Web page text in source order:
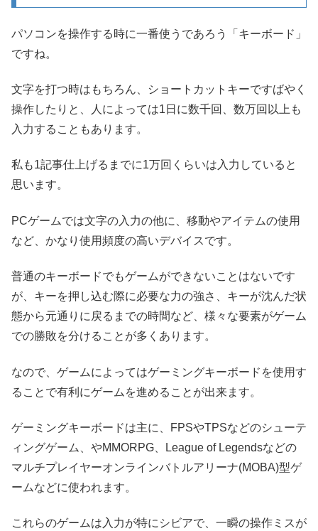
パソコンを操作する時に一番使うであろう「キーボード」
ですね。
文字を打つ時はもちろん、ショートカットキーですばやく
操作したりと、人によっては1日に数千回、数万回以上も
入力することもあります。
私も1記事仕上げるまでに1万回くらいは入力していると
思います。
PCゲームでは文字の入力の他に、移動やアイテムの使用
など、かなり使用頻度の高いデバイスです。
普通のキーボードでもゲームができないことはないです
が、キーを押し込む際に必要な力の強さ、キーが沈んだ状
態から元通りに戻るまでの時間など、様々な要素がゲーム
での勝敗を分けることが多くあります。
なので、ゲームによってはゲーミングキーボードを使用す
ることで有利にゲームを進めることが出来ます。
ゲーミングキーボードは主に、FPSやTPSなどのシューテ
ィングゲーム、やMMORPG、League of Legendsなどの
マルチプレイヤーオンラインバトルアリーナ(MOBA)型ゲ
ームなどに使われます。
これらのゲームは入力が特にシビアで、一瞬の操作ミスが